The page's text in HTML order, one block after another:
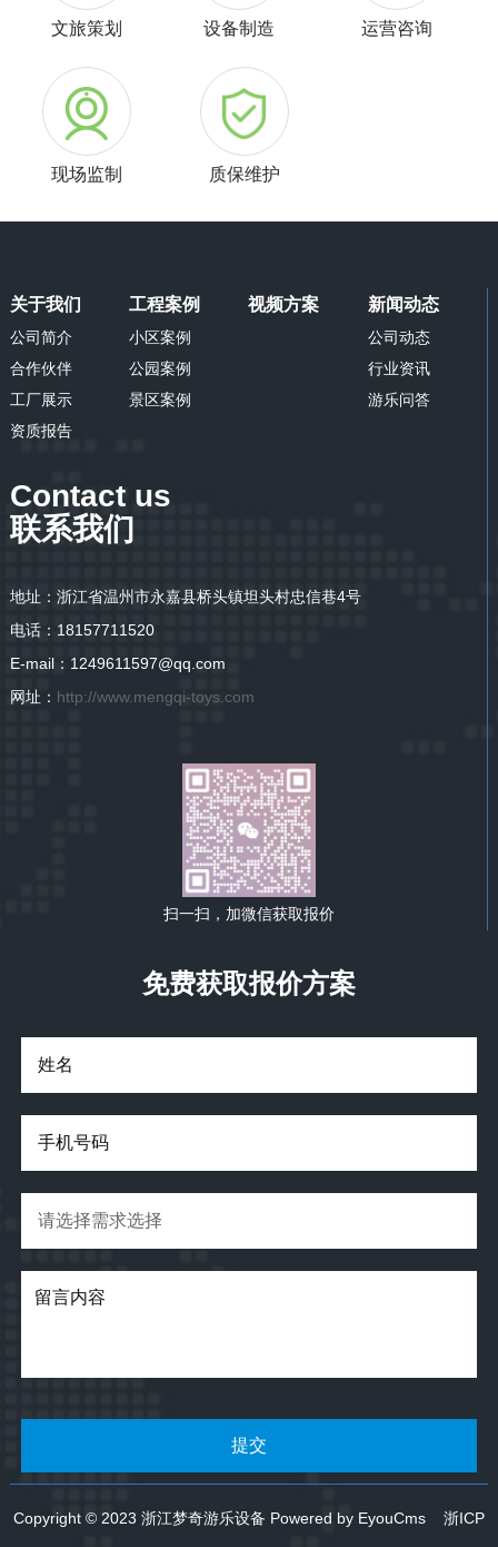
文旅策划 设备制造 运营咨询
现场监制 质保维护
关于我们
公司简介
合作伙伴
工厂展示
资质报告
工程案例
小区案例
公园案例
景区案例
视频方案 新闻动态
公司动态
行业资讯
游乐问答
Contact us
联系我们
地址：浙江省温州市永嘉县桥头镇坦头村忠信巷4号
电话：18157711520
E-mail：1249611597@qq.com
网址： http://www.mengqi-toys.com
扫一扫，加微信获取报价
免费获取报价方案
Copyright © 2023 浙江梦奇游乐设备 Powered by EyouCms 浙ICP